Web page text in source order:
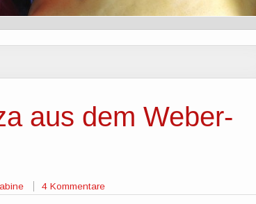
aus dem Weber-
4 Kommentare